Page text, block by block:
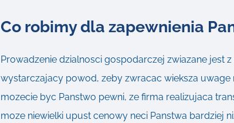
Co robimy dla zapewnienia
Prowadzenie dzialnosci gospodarczej zwiazane jest
wystarczajacy powod, zeby zwracac wieksza
mozecie byc Panstwo pewni, ze firma realizujaca
moze niewielki upust cenowy neci Panstwa bardziej